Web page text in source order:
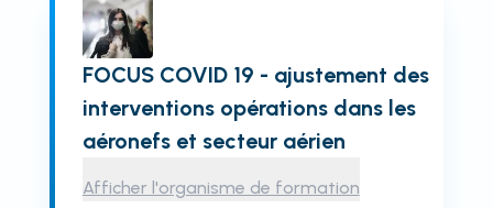
FOCUS COVID 19 - ajustement des
interventions opérations dans les
aéronefs et secteur aérien
Afficher l'organisme de formation